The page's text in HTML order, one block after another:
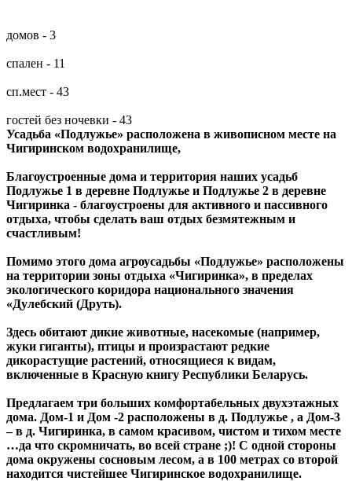
домов - 3
спален - 11
сп.мест - 43
гостей без ночевки - 43
Усадьба «Подлужье» расположена в живописном месте на
Чигиринском водохранилище,
Благоустроенные дома и территория наших усадьб
Подлужье 1 в деревне Подлужье и Подлужье 2 в деревне
Чигиринка - благоустроены для активного и пассивного
отдыха, чтобы сделать ваш отдых безмятежным и
счастливым!
Помимо этого дома агроусадьбы «Подлужье» расположены
на территории зоны отдыха «Чигиринка», в пределах
экологического коридора национального значения
«Дулебский (Друть).
Здесь обитают дикие животные, насекомые (например,
жуки гиганты), птицы и произрастают редкие
дикорастущие растений, относящиеся к видам,
включенные в Красную книгу Республики Беларусь.
Предлагаем три больших комфортабельных двухэтажных
дома. Дом-1 и Дом -2 расположены в д. Подлужье , а Дом-3
– в д. Чигиринка, в самом красивом, чистом и тихом месте
…да что скромничать, во всей стране ;)! С одной стороны
дома окружены сосновым лесом, а в 100 метрах со второй
находится чистейшее Чигиринское водохранилище.